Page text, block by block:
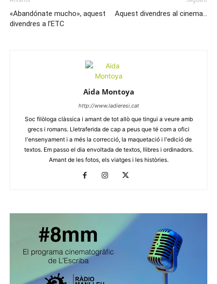
«Abandónate mucho», aquest
divendres a l’ETC
Aquest divendres al cinema…
Aida Montoya
http://www.ladieresi.cat
Soc filòloga clàssica i amant de tot allò que tingui a veure amb
grecs i romans. Lletraferida de cap a peus que té com a ofici
l'ensenyament i a més la correcció, la maquetació i l'edició de
textos. Em passo el dia envoltada de textos, llibres i ordinadors.
Amant de les fotos, els viatges i les històries.